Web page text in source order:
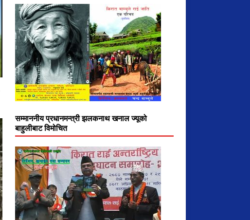
सम्माननीय प्रधानमन्त्री झलकनाथ खनाल ज्यूको
बाहुलीबाट विमोचित